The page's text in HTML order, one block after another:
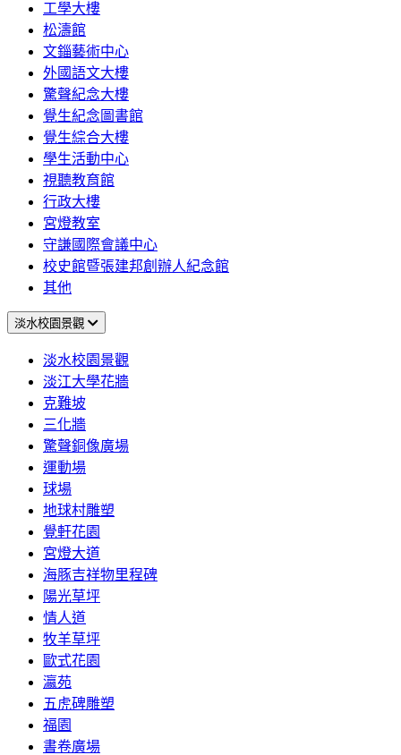
工學大樓
松濤館
文錙藝術中心
外國語文大樓
驚聲紀念大樓
覺生紀念圖書館
覺生綜合大樓
學生活動中心
視聽教育館
行政大樓
宮燈教室
守謙國際會議中心
校史館暨張建邦創辦人紀念館
其他
淡水校園景觀
淡水校園景觀
淡江大學花牆
克難坡
三化牆
驚聲銅像廣場
運動場
球場
地球村雕塑
覺軒花園
宮燈大道
海豚吉祥物里程碑
陽光草坪
情人道
牧羊草坪
歐式花園
瀛苑
五虎碑雕塑
福園
書卷廣場